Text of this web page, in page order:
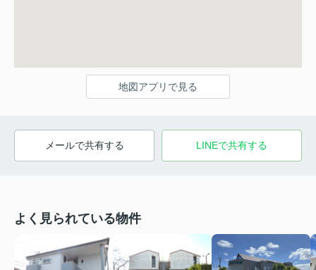
地図アプリで見る
メールで共有する LINEで共有する
よく見られている物件